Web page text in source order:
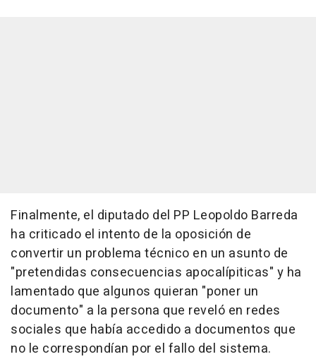
Finalmente, el diputado del PP Leopoldo Barreda
ha criticado el intento de la oposición de
convertir un problema técnico en un asunto de
"pretendidas consecuencias apocalípiticas" y ha
lamentado que algunos quieran "poner un
documento" a la persona que reveló en redes
sociales que había accedido a documentos que
no le correspondían por el fallo del sistema.